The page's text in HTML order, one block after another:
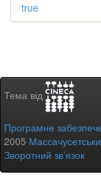
true
Тема від
Програмне
2005
Зворотний зв’язок